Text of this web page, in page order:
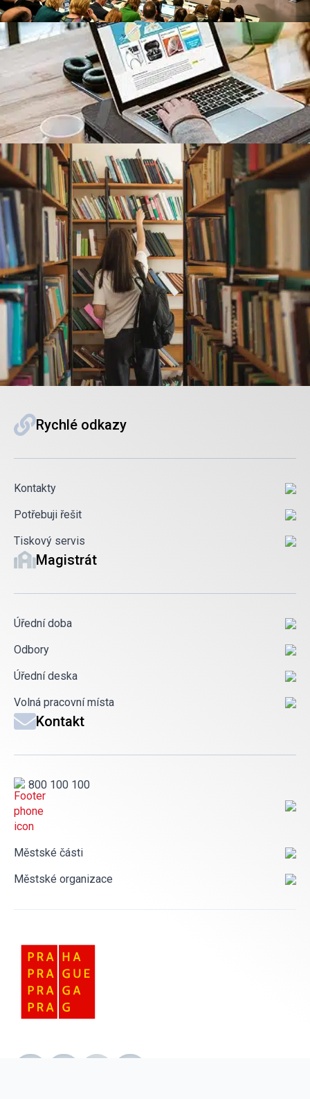
Rychlé odkazy
Kontakty
Potřebuji řešit
Tiskový servis
Magistrát
Úřední doba
Odbory
Úřední deska
Volná pracovní místa
Kontakt
800 100 100
Městské části
Městské organizace